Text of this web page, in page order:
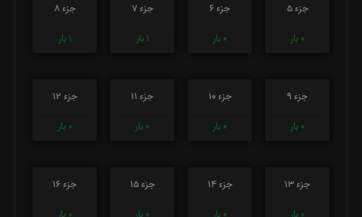
جزء 5
0 بار
جزء 6
0 بار
جزء 7
1 بار
جزء 8
1 بار
جزء 9
0 بار
جزء 10
0 بار
جزء 11
0 بار
جزء 12
0 بار
جزء 13
جزء 14
جزء 15
جزء 16